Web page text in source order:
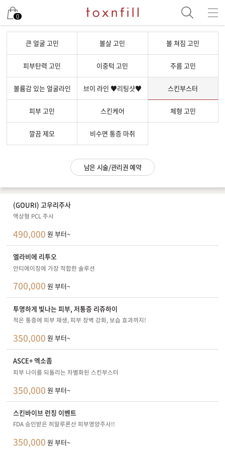
0
큰 얼굴 고민 볼살 고민 볼 쳐짐 고민
피부탄력 고민 이중턱 고민 주름 고민
볼륨감 있는 얼굴라인 브이 라인 ♥리팅샷♥ 스킨부스터
피부 고민 스킨케어 체형 고민
깔끔 제모 비수면 통증 마취
남은 시술/관리권 예약
(GOURI) 고우리주사
액상형 PCL 주사
490,000 원 부터~
엘라비에 리투오
안티에이징에 가장 적합한 솔루션
700,000 원 부터~
투명하게 빛나는 피부, 저통증 리쥬하이
적은 통증에 피부 재생, 피부 장벽 강화, 보습 효과까지!
350,000 원 부터~
ASCE+ 엑소좀
피부 나이를 되돌리는 차별화된 스킨부스터
350,000 원 부터~
스킨바이브 런칭 이벤트
FDA 승인받은 히알루론산 피부영양주사!!
350,000 원 부터~
남은 시술/관리권 예약
남은 시술/관리권 종류 선택
색소
제모
여드름/모공
스킨부스터
기타